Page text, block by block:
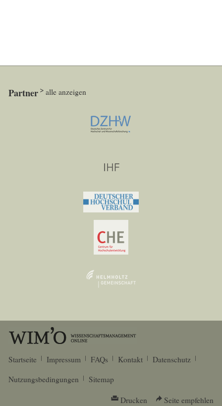
Partner alle anzeigen
Startseite Impressum FAQs Kontakt
Datenschutz
Nutzungsbedingungen
Sitemap
Drucken Seite empfehlen